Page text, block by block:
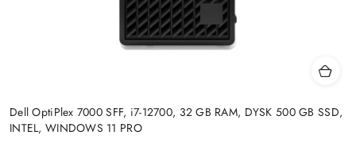
Dell OptiPlex 7000 SFF, i7-12700, 32 GB RAM, DYSK 500 GB SSD,
INTEL, WINDOWS 11 PRO